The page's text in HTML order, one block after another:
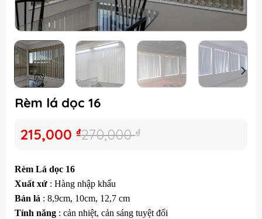
Rèm lá dọc 16
270,000₫
Giá
gốc
là:
270,000 ₫.
215,000 ₫
Giá
hiện
tại
là:
215,000 ₫.
Rèm Lá dọc 16
Xuất xứ: Hàng nhập khẩu
Bản lá : 8,9cm, 10cm, 12,7 cm
Tính năng: cản nhiệt, cản sáng tuyệt đối